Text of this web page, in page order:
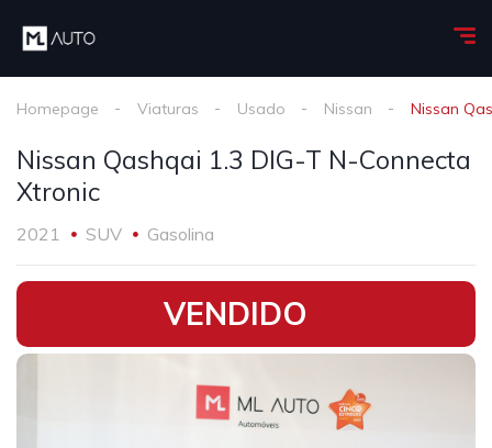
Homepage Viaturas Usado Nissan Nissan
Nissan Qashqai 1.3 DIG-T N-Connecta
Xtronic
2021 SUV Gasolina
•
VENDIDO